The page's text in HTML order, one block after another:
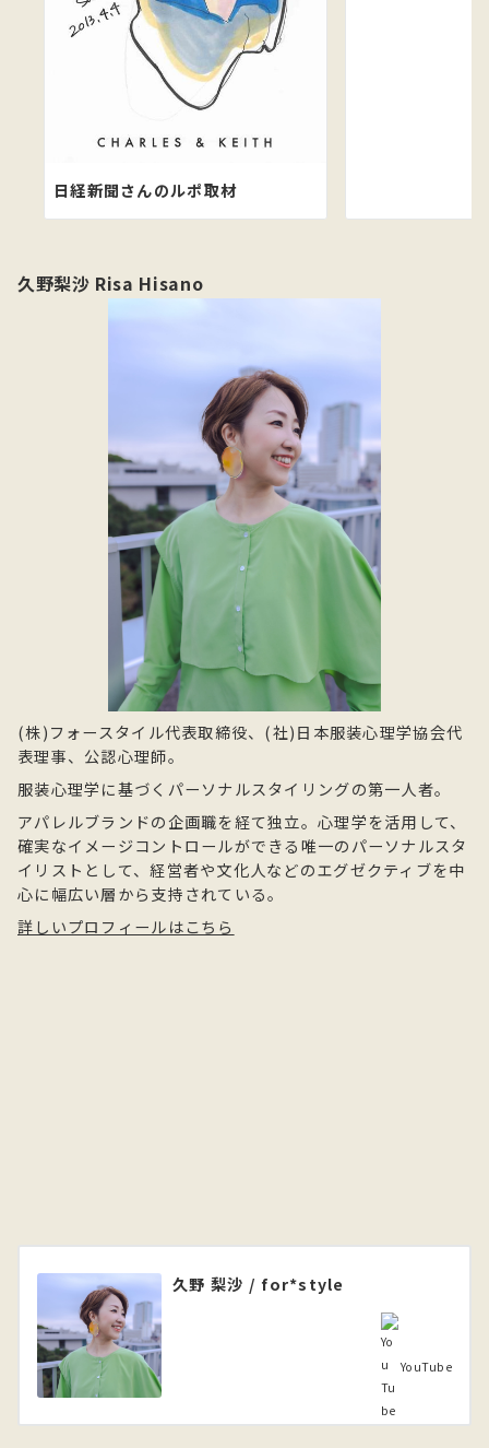
日経新聞さんのルポ取材
久野梨沙 Risa Hisano
(株)フォースタイル代表取締役、(社)日本服装心理学協会代
表理事、公認心理師。
服装心理学に基づくパーソナルスタイリングの第一人者。
アパレルブランドの企画職を経て独立。心理学を活用して、
確実なイメージコントロールができる唯一のパーソナルスタ
イリストとして、経営者や文化人などのエグゼクティブを中
心に幅広い層から支持されている。
詳しいプロフィールはこちら
久野 梨沙 / for*style
YouTube